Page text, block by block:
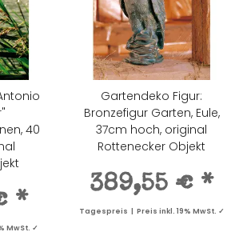
40
*
MwSt. ✓
Gartendeko Figur:
Bronzefigur Garten, Eule,
37cm hoch, original
Rottenecker Objekt
389,55 € *
Tagespreis | Preis inkl. 19% MwSt. ✓